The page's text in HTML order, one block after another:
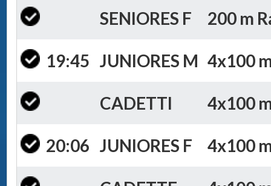
SENIORES F 200 m
19:45 JUNIORES M 4x100
CADETTI 4x100
20:06 JUNIORES F 4x100